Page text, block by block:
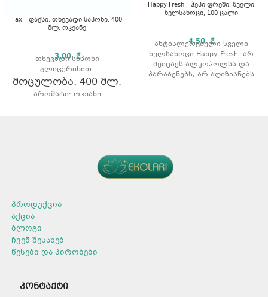
Fax – ფაქსი, თხევადი საპონი, 400
მლ, ოკეანე
3,00₾
თხევადი საპონი
გლიცერინით.
მოცულობა: 400 მლ.
არომატი: ოკეანე
Happy Fresh – ჰეპი ფრეში, სველი
ხელსახოცი, 100 ცალი
4,50₾
ანტიალერგიული სველი
ხელსახოცი Happy Fresh. არ
შეიცავს ალკოჰოლსა და
პარაბენებს, არ აღიზიანებს
პროდუქცია
აქცია
ბლოგი
ჩვენ შესახებ
წესები და პირობები
კონტაქტი